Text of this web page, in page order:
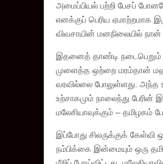
அமைப்பியல் பற்றி பேசப்
எனக்குப் பெரிய ஏமாற்றமாக
விவசாயின் மனநிலையில் நான்
இதனைத் தாண்டி நடைபெறும்
முளைத்த ஒற்றை மரம்தான்
வரவில்லை போலுள்ளது. அந்த
உற்சாகமும் நாலைந்து
மலேசியாவுக்கும் – தமிழகம்
இப்போது சிலருக்குக் கேள்வி
நம்பிக்கை இன்மையும் ஒரு